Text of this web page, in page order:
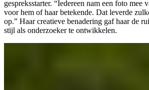
gespreksstarter. “Iedereen nam een foto mee
voor hem of haar betekende. Dat leverde
op.” Haar creatieve benadering gaf haar de
stijl als onderzoeker te ontwikkelen.